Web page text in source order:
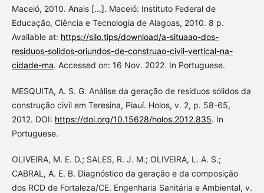
Maceió, 2010. Anais [...]. Maceió: Instituto Federal de
Educação, Ciência e Tecnologia de Alagoas, 2010. 8 p.
Available at: https://silo.tips/download/a-situaao-dos-
residuos-solidos-oriundos-de-construao-civil-vertical-na-
cidade-ma. Accessed on: 16 Nov. 2022. In Portuguese.
MESQUITA, A. S. G. Análise da geração de resíduos sólidos da
construção civil em Teresina, Piauí. Holos, v. 2, p. 58-65,
2012. DOI: https://doi.org/10.15628/holos.2012.835. In
Portuguese.
OLIVEIRA, M. E. D.; SALES, R. J. M.; OLIVEIRA, L. A. S.;
CABRAL, A. E. B. Diagnóstico da geração e da composição
dos RCD de Fortaleza/CE. Engenharia Sanitária e Ambiental, v.